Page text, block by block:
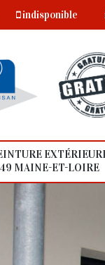
indisponible
49 MAINE-ET-LOIRE